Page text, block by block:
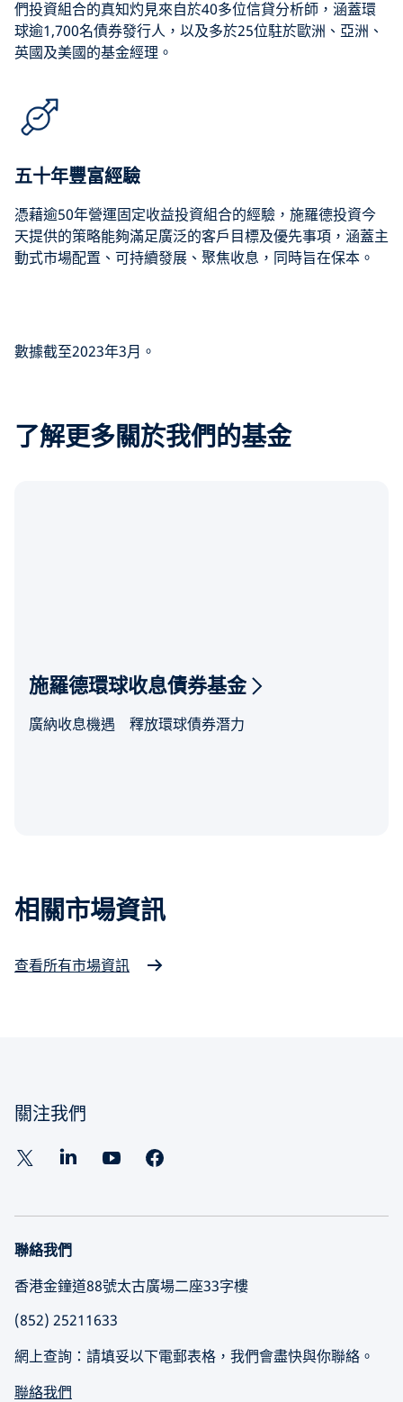
們投資組合的真知灼見來自於40多位信貸分析師，涵蓋環
球逾1,700名債券發行人，以及多於25位駐於歐洲、亞洲、
英國及美國的基金經理。
五十年豐富經驗
憑藉逾50年營運固定收益投資組合的經驗，施羅德投資今
天提供的策略能夠滿足廣泛的客戶目標及優先事項，涵蓋主
動式市場配置、可持續發展、聚焦收息，同時旨在保本。
數據截至2023年3月。
了解更多關於我們的基金
施羅德環球收息債券基金
廣納收息機遇 釋放環球債券潛力
相關市場資訊
查看所有市場資訊
關注我們
聯絡我們
香港金鐘道88號太古廣場二座33字樓
(852) 25211633
網上查詢：請填妥以下電郵表格，我們會盡快與你聯絡。
聯絡我們